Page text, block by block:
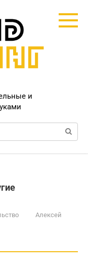
и
Алексей